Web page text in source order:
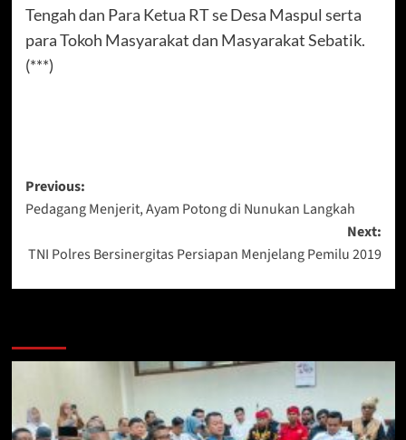
Tengah dan Para Ketua RT se Desa Maspul serta
para Tokoh Masyarakat dan Masyarakat Sebatik.
(***)
Post
navigation
Previous:
Pedagang Menjerit, Ayam Potong di Nunukan Langkah
Next:
TNI Polres Bersinergitas Persiapan Menjelang Pemilu 2019